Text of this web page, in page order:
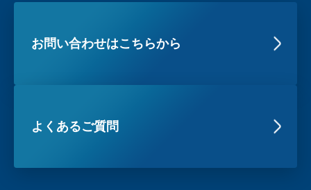
お問い合わせはこちらから
よくあるご質問